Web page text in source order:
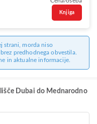
Knjiga
strani, morda niso
predhodnega obvestila.
in aktualne informacije.
Dubai do Mednarodno